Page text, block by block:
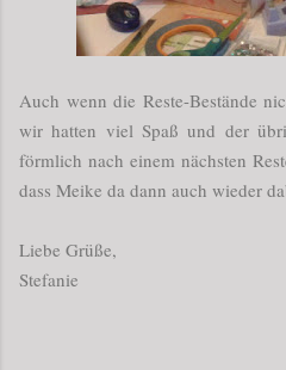
Auch wenn die Reste-Bestände
wir hatten viel Spaß und der
förmlich nach einem nächsten
dass Meike da dann auch wieder
Liebe Grüße,
Stefanie